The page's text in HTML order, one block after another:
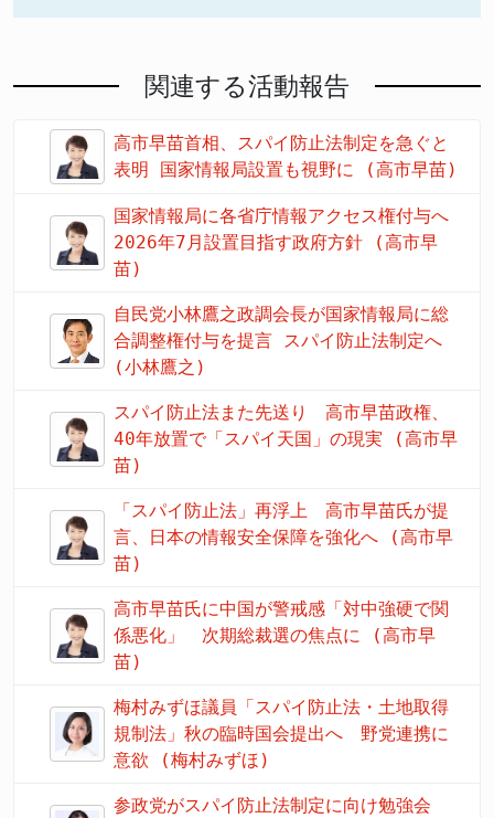
関連する活動報告
高市早苗首相、スパイ防止法制定を急ぐと
表明 国家情報局設置も視野に (高市早苗)
国家情報局に各省庁情報アクセス権付与へ
2026年7月設置目指す政府方針 (高市早
苗)
自民党小林鷹之政調会長が国家情報局に総
合調整権付与を提言 スパイ防止法制定へ
(小林鷹之)
スパイ防止法また先送り 高市早苗政権、
40年放置で「スパイ天国」の現実 (高市早
苗)
「スパイ防止法」再浮上 高市早苗氏が提
言、日本の情報安全保障を強化へ (高市早
苗)
高市早苗氏に中国が警戒感「対中強硬で関
係悪化」 次期総裁選の焦点に (高市早
苗)
梅村みずほ議員「スパイ防止法・土地取得
規制法」秋の臨時国会提出へ 野党連携に
意欲 (梅村みずほ)
参政党がスパイ防止法制定に向け勉強会